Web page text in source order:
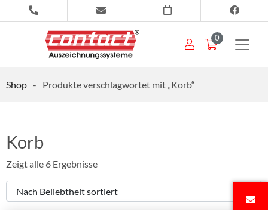
0
Shop - Produkte verschlagwortet mit „Korb“
Korb
Zeigt alle 6 Ergebnisse